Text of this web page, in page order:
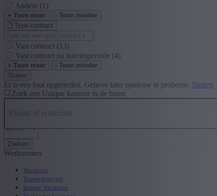
Andere (1)
+ Toon meer
- Toon minder
Type contract
Vast contract (13)
Vast contract na interimperiode (4)
+ Toon meer
- Toon minder
Sluiten
Er is een fout opgetreden. Gelieve later opnieuw te proberen. Sluiten
Zoek een Unique kantoor in de buurt
Zoeken
Werknemers
Vacatures
Topwerkgevers
Interne Vacatures